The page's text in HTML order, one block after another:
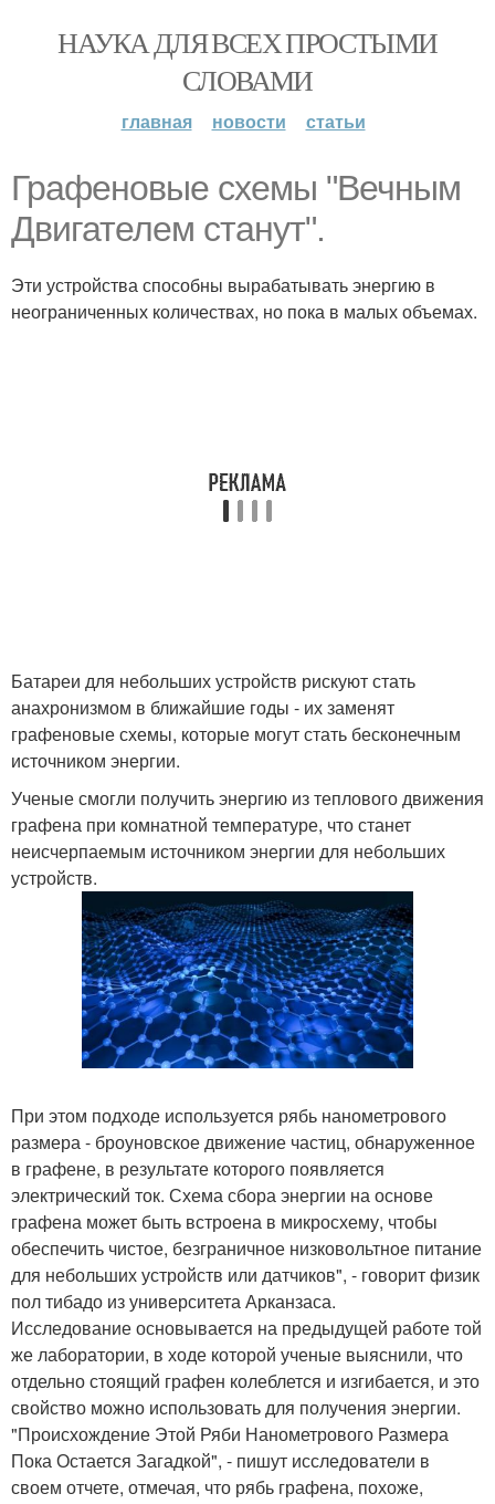
НАУКА ДЛЯ ВСЕХ ПРОСТЫМИ
СЛОВАМИ
главная новости статьи
Графеновые схемы "Вечным
Двигателем станут".
Эти устройства способны вырабатывать энергию в
неограниченных количествах, но пока в малых объемах.
Батареи для небольших устройств рискуют стать
анахронизмом в ближайшие годы - их заменят
графеновые схемы, которые могут стать бесконечным
источником энергии.
Ученые смогли получить энергию из теплового движения
графена при комнатной температуре, что станет
неисчерпаемым источником энергии для небольших
устройств.
При этом подходе используется рябь нанометрового
размера - броуновское движение частиц, обнаруженное
в графене, в результате которого появляется
электрический ток. Схема сбора энергии на основе
графена может быть встроена в микросхему, чтобы
обеспечить чистое, безграничное низковольтное питание
для небольших устройств или датчиков", - говорит физик
пол тибадо из университета Арканзаса.
Исследование основывается на предыдущей работе той
же лаборатории, в ходе которой ученые выяснили, что
отдельно стоящий графен колеблется и изгибается, и это
свойство можно использовать для получения энергии.
"Происхождение Этой Ряби Нанометрового Размера
Пока Остается Загадкой", - пишут исследователи в
своем отчете, отмечая, что рябь графена, похоже,